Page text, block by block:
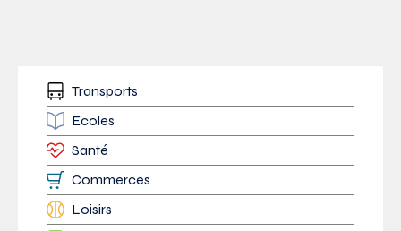
Transports
Ecoles
Santé
Commerces
Loisirs